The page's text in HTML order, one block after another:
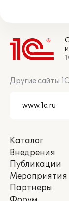
Другие сайты 1С
Каталог
Внедрения
Публикации
Мероприятия
Партнеры